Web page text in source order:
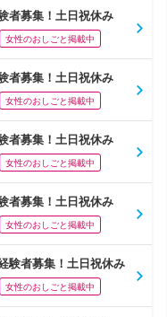
者募集！土日祝休み
女性のおしごと掲載中
者募集！土日祝休み
女性のおしごと掲載中
者募集！土日祝休み
女性のおしごと掲載中
者募集！土日祝休み
女性のおしごと掲載中
験者募集！土日祝休み
女性のおしごと掲載中